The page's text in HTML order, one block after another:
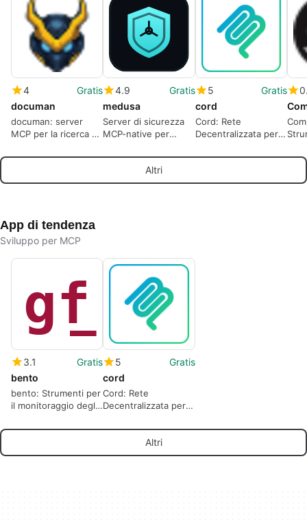
4
Gratis
documan
documan: server
MCP per la ricerca di
semantica nei flussi
4.9
Gratis
medusa
Server di sicurezza
MCP-native per
rossi
5
Gratis
cord
Cord: Rete
Decentralizzata per
Altri
App di tendenza
Sviluppo per MCP
3.1
Gratis
bento
bento: Strumenti per
il monitoraggio degli
5
Gratis
cord
Cord: Rete
Decentralizzata per
Altri